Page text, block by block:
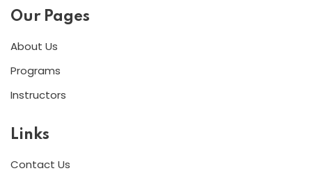
Our Pages
About Us
Programs
Instructors
Links
Contact Us